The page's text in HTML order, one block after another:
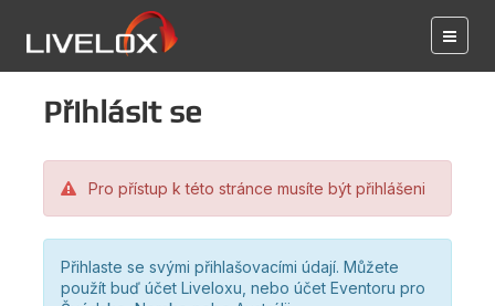
Přihlásit se
Pro přístup k této stránce musíte být přihlášeni
Přihlaste se svými přihlašovacími údají. Můžete
použít buď účet Liveloxu, nebo účet Eventoru pro